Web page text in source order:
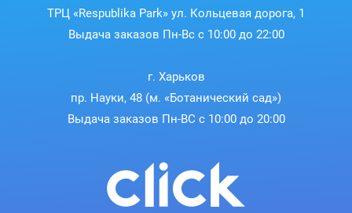
ТРЦ «Respublika Park» ул. Кольцевая дорога, 1
Выдача заказов Пн-Вс с 10:00 до 22:00
г. Харьков
пр. Науки, 48 (м. «Ботанический сад»)
Выдача заказов Пн-ВС с 10:00 до 20:00